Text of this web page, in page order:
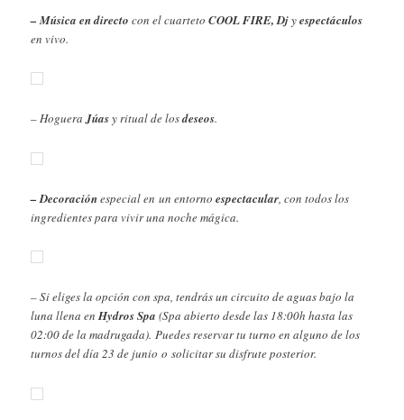
– Música en directo con el cuarteto COOL FIRE, Djyespectáculos
en vivo.
– HogueraJúasy ritual de losdeseos.
– Decoraciónespecial en un entorno espectacular, con todos los
ingredientes para vivir una noche mágica.
– Si eliges la opción con spa, tendrás un circuito de aguas bajo la
luna llena enHydros Spa (Spa abierto desde las 18:00h hasta las
02:00 de la madrugada). Puedes reservar tu turno en alguno de los
turnos del día 23 de junio o solicitar su disfrute posterior.